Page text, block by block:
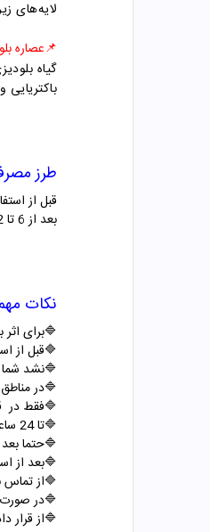
لایه‌های
📌عصاره
گیاه
طرز
بعد از 6 تا 12 دقیقه با آب ولرم شستشو دهید.
نکات
🔷برای
🔷قبل از استفاده
🔷نشد شما
🔷در
🔷فقط در
🔷تا 24 ساعت از عطر و اسپری استفاده نکنید.
🔷حتما
🔷بعد از
🔷از
🔷در
🔷از قرار دادن